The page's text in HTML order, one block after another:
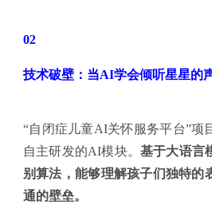
02
技术破壁：当AI学会倾听星星的
“自闭症儿童AI关怀服务平台”项
自主研发的AI模块。 基于大语言
别算法，能够理解孩子们独特的
通的壁垒。